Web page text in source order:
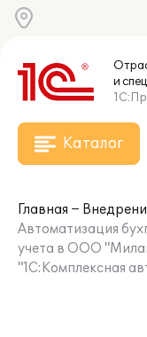
и
Каталог
Главная
Автоматизация
учета в ООО
"1С:Комплексная